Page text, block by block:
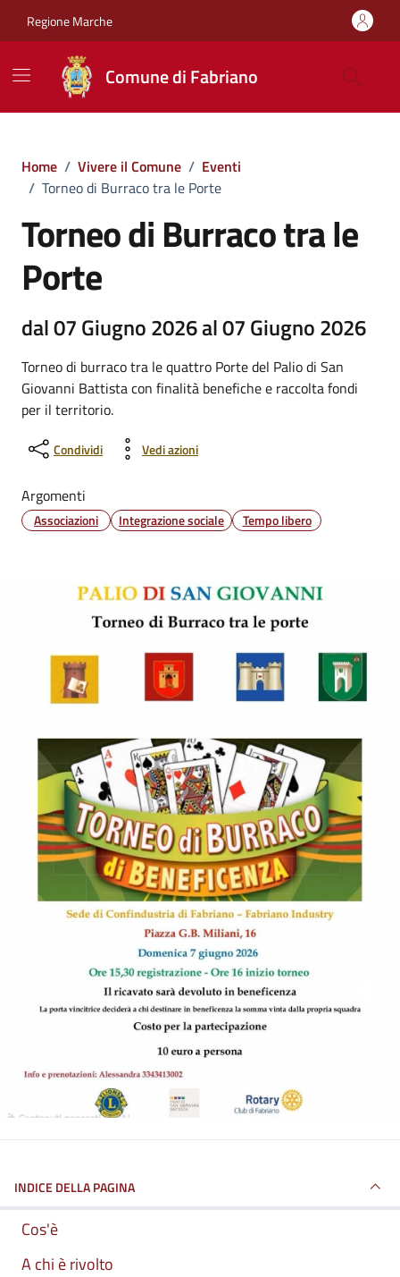
Regione Marche
Comune di Fabriano
Home / Vivere il Comune / Eventi
/ Torneo di Burraco tra le Porte
Torneo di Burraco tra le
Porte
dal 07 Giugno 2026 al 07 Giugno 2026
Torneo di burraco tra le quattro Porte del Palio di San
Giovanni Battista con finalità benefiche e raccolta fondi
per il territorio.
Condividi Vedi azioni
Argomenti
Associazioni Integrazione sociale Tempo libero
INDICE DELLA PAGINA
Cos'è
A chi è rivolto